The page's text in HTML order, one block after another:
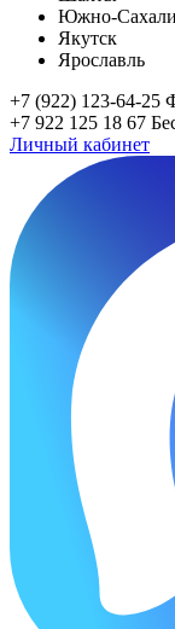
Южно-
Якутск
Ярославль
+7 (922) 123-64-25
+7 922 125 18 67
Личный кабинет